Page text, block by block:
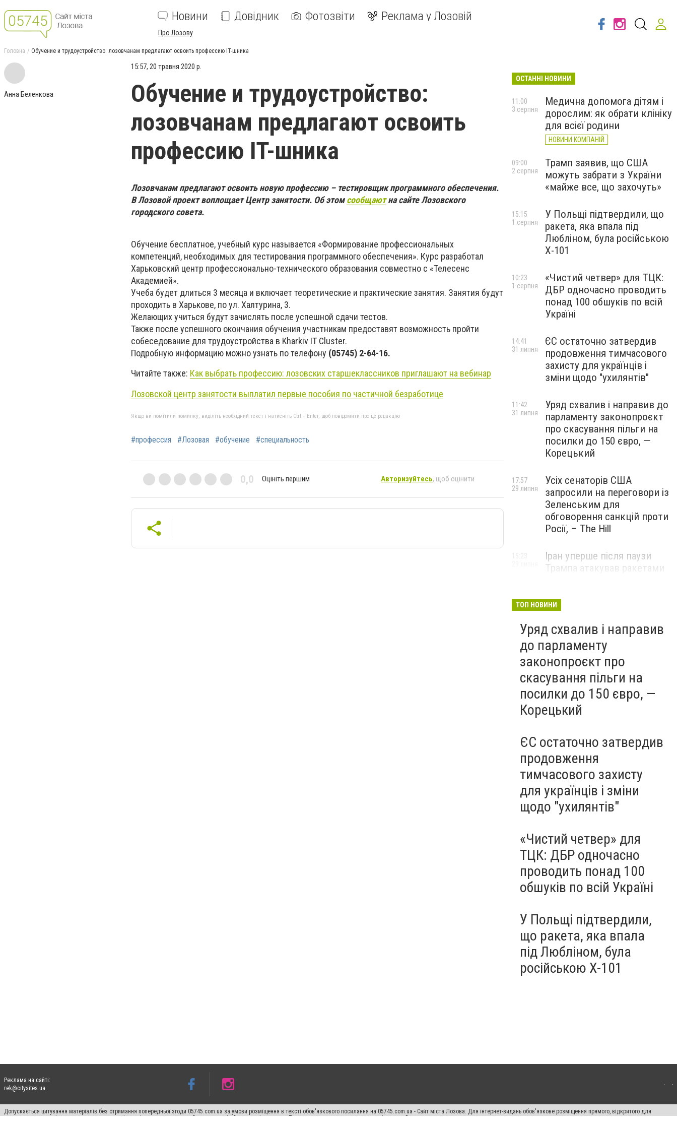
Новини Довідник Фотозвіти Реклама у Лозовій
Про Лозову
Головна Обучение и трудоустройство: лозовчанам предлагают освоить профессию IT-шника
Анна Беленкова
15:57, 20 травня 2020 р.
Обучение и трудоустройство:
лозовчанам предлагают освоить
профессию IT-шника
Лозовчанам предлагают освоить новую профессию – тестировщик программного обеспечения.
В Лозовой проект воплощает Центр занятости. Об этомсообщаютна сайте Лозовского
городского совета.
Обучение бесплатное, учебный курс называется «Формирование профессиональных
компетенций, необходимых для тестирования программного обеспечения». Курс разработал
Харьковский центр профессионально-технического образования совместно с «Телесенс
Академией».
Учеба будет длиться 3 месяца и включает теоретические и практические занятия. Занятия будут
проходить в Харькове, по ул. Халтурина, 3.
Желающих учиться будут зачислять после успешной сдачи тестов.
Также после успешного окончания обучения участникам предоставят возможность пройти
собеседование для трудоустройства в Kharkiv IT Cluster.
Подробную информацию можно узнать по телефону (05745) 2-64-16.
Читайте также: Как выбрать профессию: лозовских старшеклассников приглашают на вебинар
Лозовской центр занятости выплатил первые пособия по частичной безработице
Якщо ви помітили помилку, виділіть необхідний текст і натисніть Ctrl + Enter, щоб повідомити про це редакцію
#профессия #Лозовая #обучение #специальность
0,0 Оцініть першим Авторизуйтесь, щоб оцінити
ОСТАННІ НОВИНИ
Медична допомога дітям і
дорослим: як обрати клініку
для всієї родини
НОВИНИ КОМПАНІЙ
11:00
3 серпня
Трамп заявив, що США
можуть забрати з України
«майже все, що захочуть»
09:00
2 серпня
У Польщі підтвердили, що
ракета, яка впала під
Любліном, була російською
Х-101
15:15
1 серпня
«Чистий четвер» для ТЦК:
ДБР одночасно проводить
понад 100 обшуків по всій
Україні
10:23
1 серпня
ЄС остаточно затвердив
продовження тимчасового
захисту для українців і
зміни щодо "ухилянтів"
14:41
31 липня
Уряд схвалив і направив до
парламенту законопроєкт
про скасування пільги на
посилки до 150 євро, —
Корецький
11:42
31 липня
Усіх сенаторів США
запросили на переговори із
Зеленським для
обговорення санкцій проти
Росії, – The Hill
17:57
29 липня
Іран уперше після паузи
Трампа атакував ракетами
15:23
ТОП НОВИНИ
Уряд схвалив і направив
до парламенту
законопроєкт про
скасування пільги на
посилки до 150 євро, —
Корецький
ЄС остаточно затвердив
продовження
тимчасового захисту
для українців і зміни
щодо "ухилянтів"
«Чистий четвер» для
ТЦК: ДБР одночасно
проводить понад 100
обшуків по всій Україні
У Польщі підтвердили,
що ракета, яка впала
під Любліном, була
російською Х-101
Реклама на сайті:
rek@citysites.ua
Допускається цитування матеріалів без отримання попередньої згоди 05745.com.ua за умови розміщення в тексті обов'язкового посилання на 05745.com.ua - Сайт міста Лозова. Для інтернет-видань обов'язкове розміщення прямого, відкритого для
пошукових систем гіперпосилання на цитовані статті не нижче другого абзацу в тексті або в якості джерела. Порушення виняткових прав переслідується Законом.